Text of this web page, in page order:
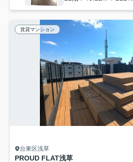
賃貸マンション
台東区浅草
PROUD FLAT浅草